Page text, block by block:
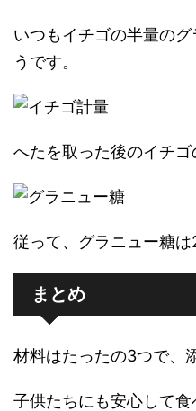
いつもイチゴの半量の
うです。
へたを取った後のイチゴ
従って、グラニュー糖は
まとめ
材料はたったの3つで、
子供たちにも安心して食